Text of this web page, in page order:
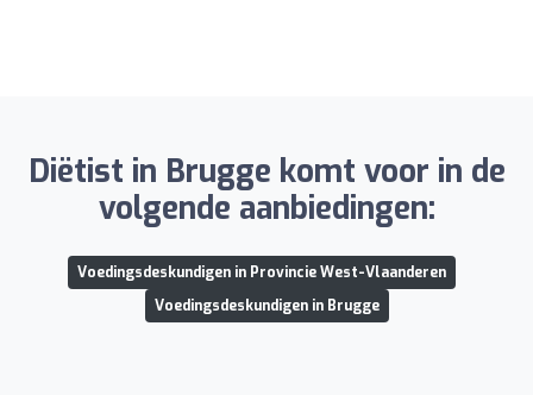
Diëtist in Brugge komt voor in de
volgende aanbiedingen:
Voedingsdeskundigen in Provincie West-Vlaanderen
Voedingsdeskundigen in Brugge